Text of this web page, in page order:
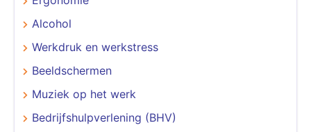
Alcohol
Werkdruk en werkstress
Beeldschermen
Muziek op het werk
Bedrijfshulpverlening (BHV)